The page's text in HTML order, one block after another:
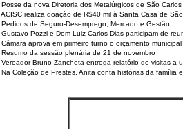
Posse da nova Diretoria dos Metalúrgicos de São
ACISC realiza doação de R$40 mil à Santa Casa de
Pedidos de Seguro-Desemprego, Mercado e Gestão
Gustavo Pozzi e Dom Luiz Carlos Dias participam de
Câmara aprova em primeiro turno o orçamento
Resumo da sessão plenária de 21 de novembro
Vereador Bruno Zancheta entrega relatório de visitas a
Na Coleção de Prestes, Anita conta histórias da família